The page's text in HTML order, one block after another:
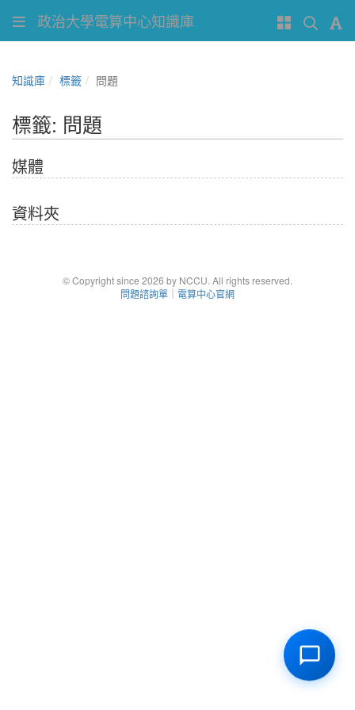
政治大學電算中心知識庫
知識庫 標籤 問題
標籤: 問題
媒體
資料夾
© Copyright since 2026 by NCCU. All rights reserved.
問題諮詢單 ｜ 電算中心官網